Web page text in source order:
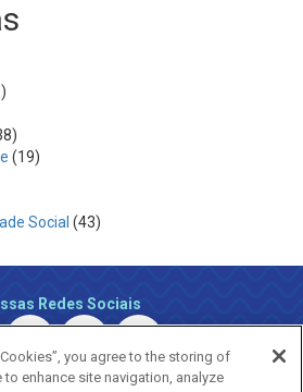
(19)
Social (43)
Redes Sociais
you agree to the storing of
enhance site navigation, analyze